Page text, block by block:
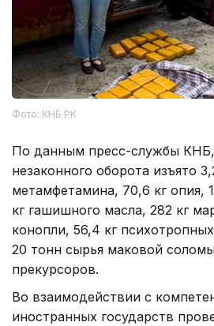
Фото: КНБ РК
По данным пресс-службы КНБ,
незаконного оборота изъято
метамфетамина, 70,6 кг опия,
кг гашишного масла, 282 кг
конопли, 56,4 кг
20 тонн сырья маковой
прекурсоров.
Во взаимодействии с
иностранных государств